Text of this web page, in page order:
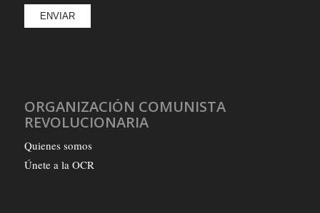
ORGANIZACIÓN COMUNISTA
REVOLUCIONARIA
Quienes somos
Únete a la OCR